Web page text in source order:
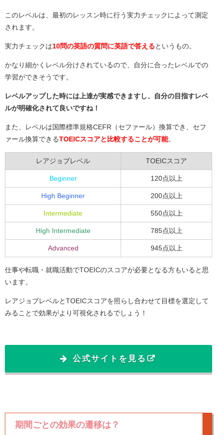
このレベルは、最初のレッスン時に行う実力チェックによって測定
されます。
実力チェックは10問の英語の質問に英語で答える というもの。
かなり細かくレベル分けされているので、自分に合ったレベルでの
学習ができそうです。
レベルアップした時には上達が実感できますし、自分の目指すレベ
ルが明確化されて良いですね！
また、レベルは国際標準規格CEFR（セファール）換算でき、セフ
ァール換算できるTOEICスコアと比較することが可能。
レアジョブレベル TOEICスコア
Beginner 120点以上
High Beginner 200点以上
Intermediate 550点以上
High Intermediate 785点以上
Advanced 945点以上
仕事や転職・就職活動でTOEICのスコアが必要となる方もいると思
います。
レアジョブレベルとTOEICスコアを照らし合わせて目標を選定して
みることで効果がより可視化されるでしょう！
公式サイトを見る
期間ごとの効果の遷移は？